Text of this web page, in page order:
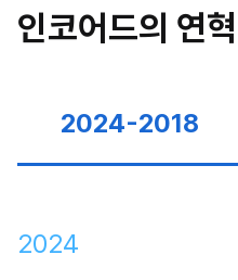
인코어드의 연혁
2024-2018
2024